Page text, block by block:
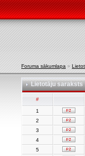
Foruma sākumlapa »
Lietotāju saraksts
#
1
2
3
4
5